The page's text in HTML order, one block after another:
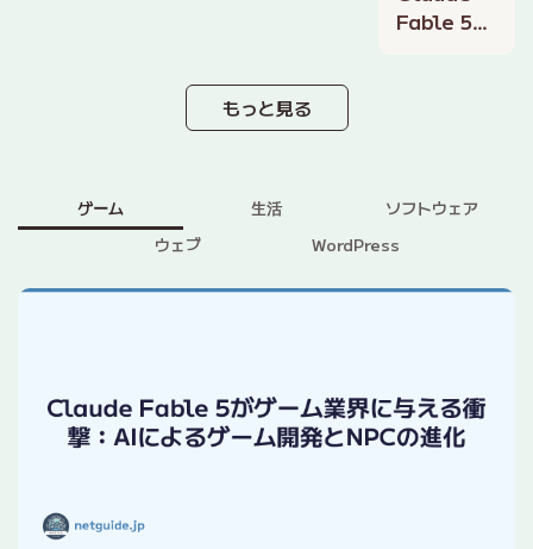
シスタン
Fable 5が
もっと見る
ゲーム 生活
ソフトウェア
ウェブ
WordPress